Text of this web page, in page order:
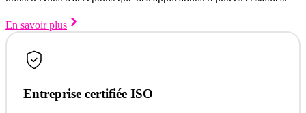
En savoir plus
Entreprise certifiée ISO